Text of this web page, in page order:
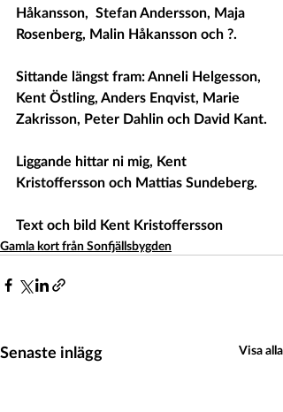
Håkansson,  Stefan Andersson, Maja
Rosenberg, Malin Håkansson och ?.
Sittande längst fram: Anneli Helgesson,
Kent Östling, Anders Enqvist, Marie
Zakrisson, Peter Dahlin och David Kant.
Liggande hittar ni mig, Kent
Kristoffersson och Mattias Sundeberg.
Text och bild Kent Kristoffersson
Gamla kort från Sonfjällsbygden
Senaste inlägg Visa alla